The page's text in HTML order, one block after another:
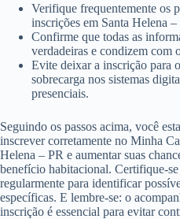
Verifique frequentemente os
inscrições em Santa Helena –
Confirme que todas as
verdadeiras e condizem com
Evite deixar a inscrição para
sobrecarga nos sistemas
presenciais.
Seguindo os passos acima, você
inscrever corretamente no Minha
Helena – PR e aumentar suas
benefício habitacional. Certifique-
regularmente para identificar
específicas. E lembre-se: o
inscrição é essencial para evitar